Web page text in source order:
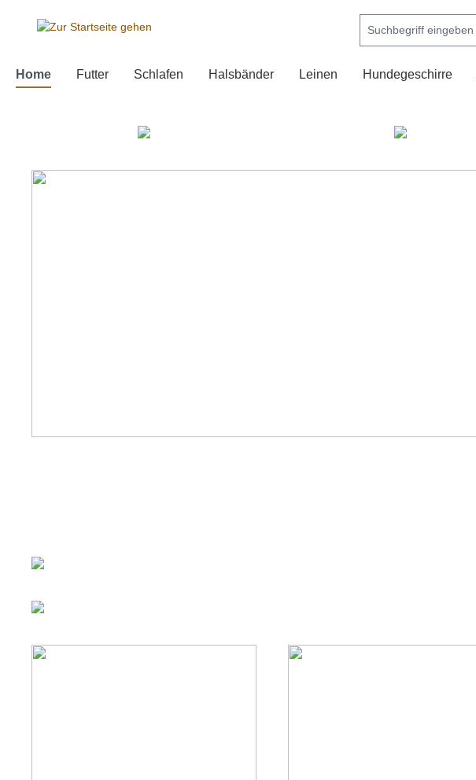
Home Futter Schlafen Halsbänder Leinen Hundegeschirre